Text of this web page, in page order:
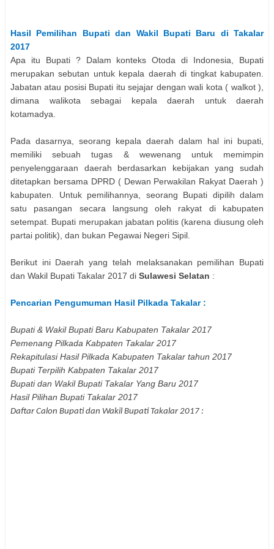
Hasil Pemilihan Bupati dan Wakil Bupati Baru di Takalar
2017
Apa itu Bupati ? Dalam konteks Otoda di Indonesia, Bupati
merupakan sebutan untuk kepala daerah di tingkat kabupaten.
Jabatan atau posisi Bupati itu sejajar dengan wali kota ( walkot ),
dimana walikota sebagai kepala daerah untuk daerah
kotamadya.
Pada dasarnya, seorang kepala daerah dalam hal ini bupati,
memiliki sebuah tugas & wewenang untuk memimpin
penyelenggaraan daerah berdasarkan kebijakan yang sudah
ditetapkan bersama DPRD ( Dewan Perwakilan Rakyat Daerah )
kabupaten. Untuk pemilihannya, seorang Bupati dipilih dalam
satu pasangan secara langsung oleh rakyat di kabupaten
setempat. Bupati merupakan jabatan politis (karena diusung oleh
partai politik), dan bukan Pegawai Negeri Sipil.
Berikut ini Daerah yang telah melaksanakan pemilihan Bupati
dan Wakil Bupati Takalar 2017 di Sulawesi Selatan :
Pencarian Pengumuman Hasil Pilkada Takalar:
Bupati & Wakil Bupati Baru Kabupaten Takalar 2017
Pemenang Pilkada Kabpaten Takalar 2017
Rekapitulasi Hasil Pilkada Kabupaten Takalar tahun 2017
Bupati Terpilih Kabpaten Takalar 2017
Bupati dan Wakil Bupati Takalar Yang Baru 2017
Hasil Pilihan Bupati Takalar 2017
Daftar Calon Bupati dan Wakil Bupati Takalar2017 :